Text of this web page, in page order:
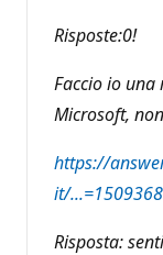
Risposte:0!
Faccio io
Microsoft,
https://
it/
Risposta: